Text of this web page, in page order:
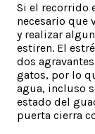
Si el recorrido
necesario que
y realizar
estiren. El
dos
gatos, por lo
agua, incluso
estado del
puerta cierra